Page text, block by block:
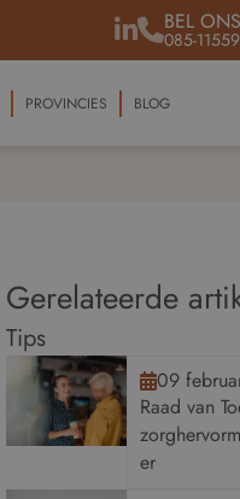
BEL ONS
085-
PROVINCIES BLOG
Gerelateerde
Tips
09
Raad van
er